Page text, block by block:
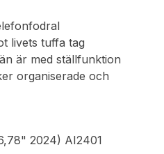
livets tuffa tag
är med ställfunktion
organiserade och
2024) AI2401